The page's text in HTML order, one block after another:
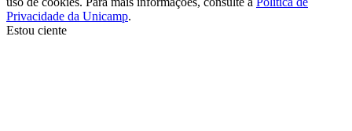
Privacidade da Unicamp.
Estou ciente